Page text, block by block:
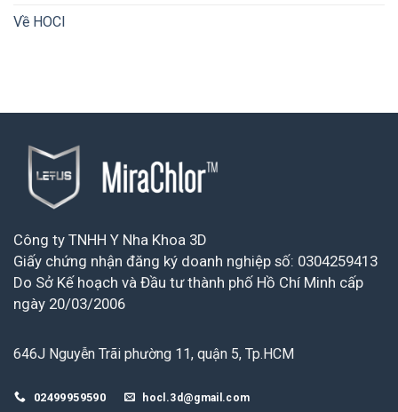
Về HOCl
Công ty TNHH Y Nha Khoa 3D
Giấy chứng nhận đăng ký doanh nghiệp số: 0304259413
Do Sở Kế hoạch và Đầu tư thành phố Hồ Chí Minh cấp
ngày 20/03/2006
646J Nguyễn Trãi phường 11, quận 5, Tp.HCM
02499959590 hocl.3d@gmail.com